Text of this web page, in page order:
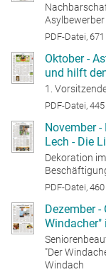
Asylbewerber
PDF-Datei,
Oktober -
und hilft
1.
PDF-Datei,
November
Lech - Die
Dekoration
PDF-Datei,
Dezember
Windacher"
"Der
Windach